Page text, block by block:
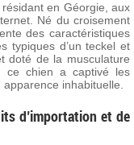
en Géorgie, aux
Né du croisement
des caractéristiques
typiques d’un teckel et
doté de la musculature
ce chien a captivé les
inhabituelle.
d’importation et de